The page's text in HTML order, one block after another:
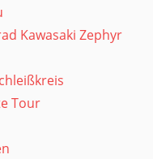
Kawasaki Zephyr
Tour